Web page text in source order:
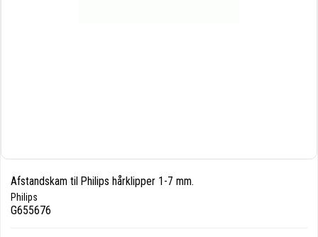
Afstandskam til Philips hårklipper 1-7 mm.
Philips
G655676